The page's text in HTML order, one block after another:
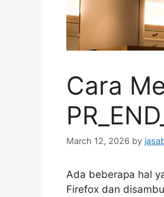
Cara
March 12, 2026 by
Ada beberapa hal
Firefox dan